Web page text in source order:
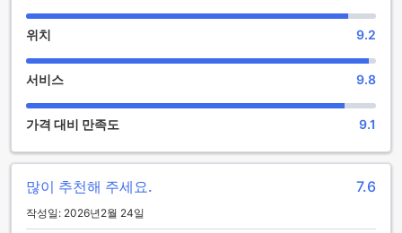
또한, 호텔의 넓은 정원은 자연의 아름다움을 만끽하며 여유로
운 시간을 보낼 수 있는 완벽한 장소입니다. 정원에서는 산책이
나 독서를 즐길 수 있으며, 친구들과의 소중한 대화도 나눌 수
있습니다. 마지막으로, 공유 라운지와 TV 공간은 편안한 분위기
수 있는 좋은 기회를 제공합니다. 사르디니아 호텔은 이렇게 다
양한 엔터테인먼트 시설을 통해 여러분의 여행을 더욱 특별하
게 만들어 드립니다.
사르디니아 호텔의 편리한 시설들
사르디니아 호텔은 고객의 편안한 숙박을 위해 다양한 편의 시
위치 9.2
서비스 9.8
가격 대비 만족도 9.1
많이 추천해 주세요. 7.6
작성일: 2026년2월 24일